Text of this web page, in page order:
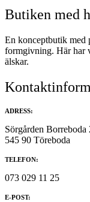
Butiken med
En konceptbutik med
formgivning. Här har
älskar.
ADRESS:
Sörgården Borreboda
545 90 Töreboda
TELEFON:
073 029 11 25
E-POST: